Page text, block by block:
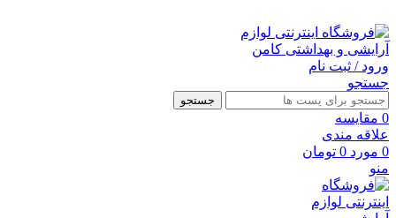
ورود / ثبت نام
جستجو
جستجو
0 مقايسه
علاقه مندی
0 مورد 0 تومان
منو